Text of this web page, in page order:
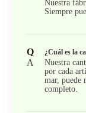
Nuestra
Siempre
Q ¿Cuál es la
A
Nuestra
por cada
mar, puede
completo.